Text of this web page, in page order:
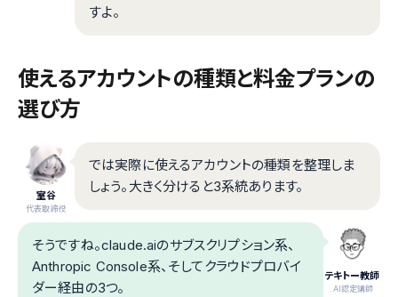
すよ。
使えるアカウントの種類と料金プランの
選び方
室谷
代表取締役
では実際に使えるアカウントの種類を整理しま
しょう。大きく分けると3系統あります。
テキトー教師
.AI認定講師
そうですね。claude.aiのサブスクリプション系、
Anthropic Console系、そしてクラウドプロバイ
ダー経由の3つ。